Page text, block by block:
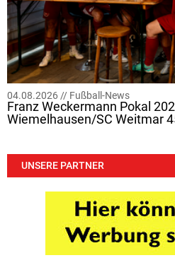
04.08.2026 // Fußball-News
Franz Weckermann Pokal
Wiemelhausen/SC Weitmar
UNSERE PARTNER